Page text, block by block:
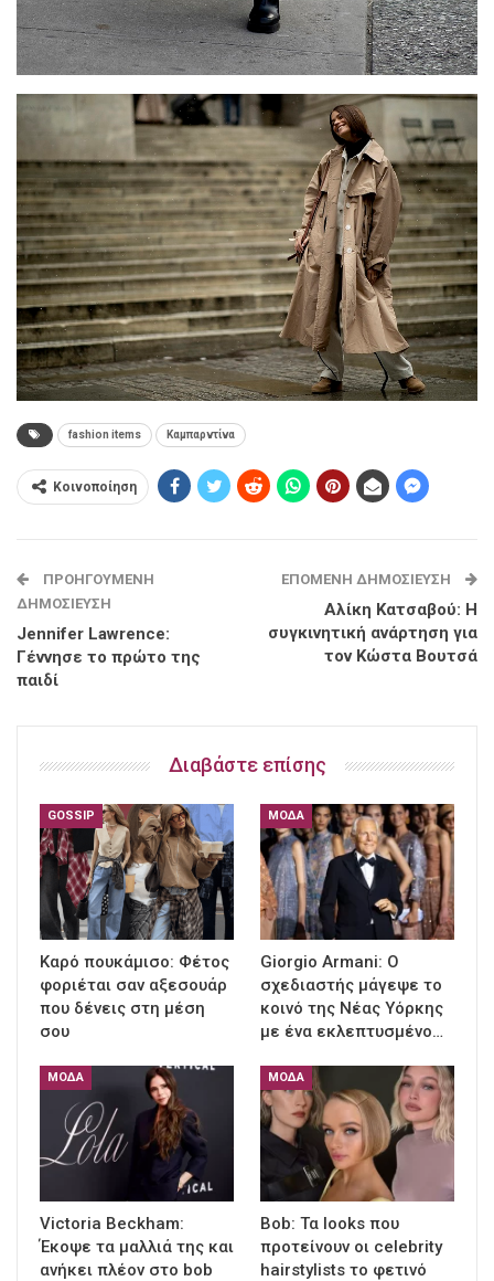
fashion items Καμπαρντίνα
Κοινοποίηση
ΠΡΟΗΓΟΎΜΕΝΗ
ΔΗΜΟΣΊΕΥΣΗ
Jennifer Lawrence:
Γέννησε το πρώτο της
παιδί
ΕΠΌΜΕΝΗ ΔΗΜΟΣΊΕΥΣΗ
Αλίκη Κατσαβού: Η
συγκινητική ανάρτηση για
τον Κώστα Βουτσά
Διαβάστε επίσης
GOSSIP
Καρό πουκάμισο: Φέτος
φοριέται σαν αξεσουάρ
που δένεις στη μέση
σου
ΜΌΔΑ
Giorgio Armani: Ο
σχεδιαστής μάγεψε το
κοινό της Νέας Υόρκης
με ένα εκλεπτυσμένο…
ΜΌΔΑ
Victoria Beckham:
Έκοψε τα μαλλιά της και
ανήκει πλέον στο bob
ΜΌΔΑ
Bob: Τα looks που
προτείνουν οι celebrity
hairstylists το φετινό